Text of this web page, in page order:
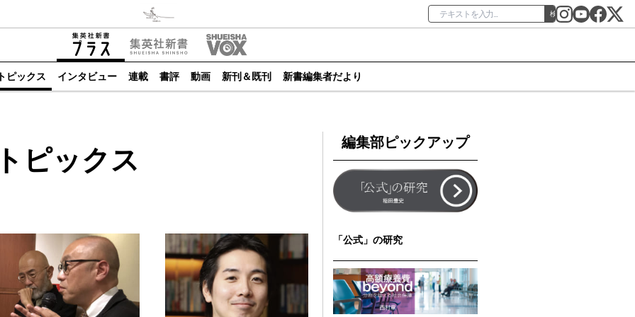
検索
ピックス インタビュー 連載 書評 動画 新刊＆既刊 新書編集者だより
ピックス
編集部ピックアップ
「公式」の研究